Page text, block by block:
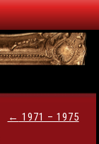
← 1971 – 1975